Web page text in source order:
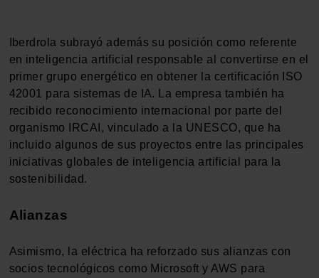
Iberdrola subrayó además su posición como referente
en inteligencia artificial responsable al convertirse en el
primer grupo energético en obtener la certificación ISO
42001 para sistemas de IA. La empresa también ha
recibido reconocimiento internacional por parte del
organismo IRCAI, vinculado a la UNESCO, que ha
incluido algunos de sus proyectos entre las principales
iniciativas globales de inteligencia artificial para la
sostenibilidad.
Alianzas
Asimismo, la eléctrica ha reforzado sus alianzas con
socios tecnológicos como Microsoft y AWS para